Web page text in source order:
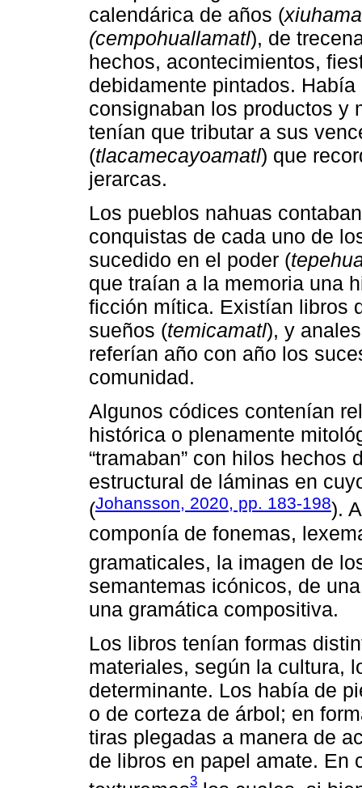
calendárica de años (
(cempohuallamatl), de
hechos, acontecimientos,
debidamente pintados.
consignaban los productos y
tenían que tributar a sus
(tlacamecayoamatl) que
jerarcas.
Los pueblos nahuas
conquistas de cada uno de
sucedido en el poder (
que traían a la memoria una
ficción mítica. Existían libros
sueños (temicamatl), y
referían año con año los
comunidad.
Algunos códices contenían
histórica o plenamente
“tramaban” con hilos
estructural de láminas en
(Johansson, 2020, pp. 183-198).
componía de fonemas,
gramaticales, la imagen de
semantemas icónicos, de
una gramática compositiva.
Los libros tenían formas
materiales, según la cultura,
determinante. Los había de
o de corteza de árbol; en
tiras plegadas a manera de
de libros en papel amate. En
3